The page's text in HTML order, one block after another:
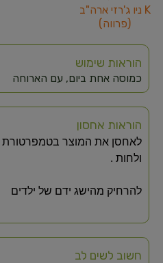
K ניו ג'רזי ארה"ב
(פרווה)
הוראות שימוש
כמוסה אחת ביום, עם הארוחה
הוראות אחסון
לאחסן את המוצר
ולחות .
להרחיק מהישג ידם של ילדים
חשוב לשים לב